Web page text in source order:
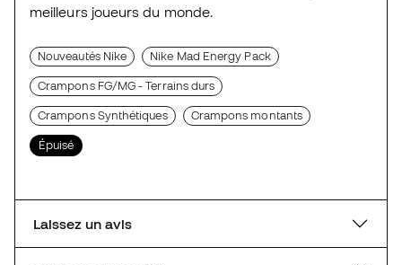
meilleurs joueurs du monde.
Nouveautés Nike Nike Mad Energy Pack
Crampons FG/MG - Terrains durs
Crampons Synthétiques Crampons montants
Épuisé
Laissez un avis